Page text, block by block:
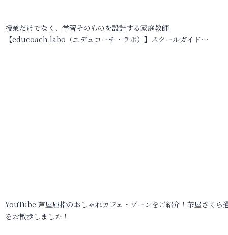
授業だけでなく、学習そのものを設計する家庭教師
【educoach.labo（エデュコーチ・ラボ）】スクールガイド…
YouTube 芦屋屈指のおしゃれカフェ・ゾーンをご紹介！茶屋さくら
をお散歩しました！